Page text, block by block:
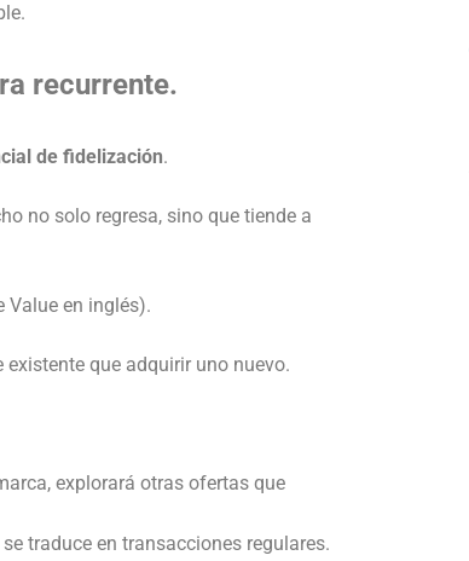
recurrente.
de fidelización.
no solo regresa, sino que tiende a
Value en inglés).
que adquirir uno nuevo.
explorará otras ofertas que
traduce en transacciones regulares.